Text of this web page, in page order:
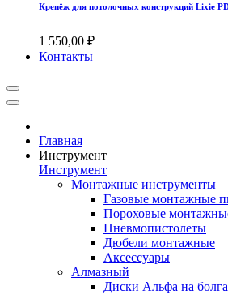
Крепёж для потолочных конструкций Lixie
1 550,00 ₽
Контакты
Главная
Инструмент
Инструмент
Монтажные инструменты
Газовые монтажные
Пороховые
Пневмопистолеты
Дюбели монтажные
Аксессуары
Алмазный
Диски Альфа на